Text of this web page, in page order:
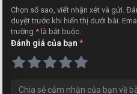
Chọn số sao, viết nhận xét và gửi.
duyệt trước khi hiển thị dưới bài.
trường * là bắt buộc.
Đánh giá của bạn *